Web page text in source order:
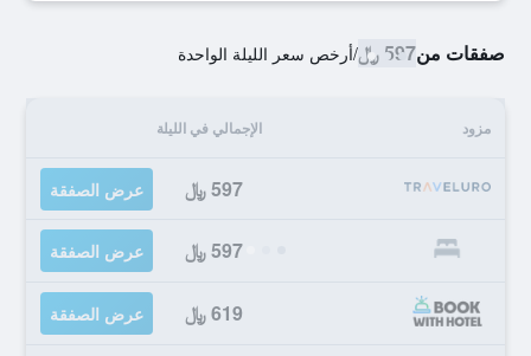
صفقات من597 ﷼ /أرخص سعر الليلة الواحدة
مزود الإجمالي في الليلة
597 ﷼ عرض الصفقة
597 ﷼ عرض الصفقة
619 ﷼ عرض الصفقة